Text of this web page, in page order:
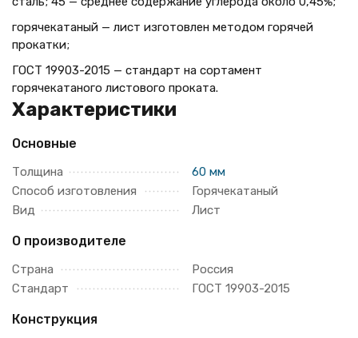
горячекатаный — лист изготовлен методом горячей
прокатки;
ГОСТ 19903-2015 — стандарт на сортамент
горячекатаного листового проката.
Характеристики
Основные
Толщина
60 мм
Способ изготовления
Горячекатаный
Вид
Лист
О производителе
Страна
Россия
Стандарт
ГОСТ 19903-2015
Конструкция